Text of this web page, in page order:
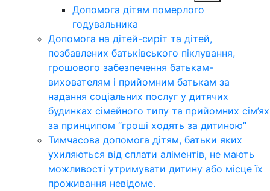
Допомога дітям померлого
годувальника
Допомога на дітей-сиріт та дітей,
позбавлених батьківського піклування,
грошового забезпечення батькам-
вихователям і прийомним батькам за
надання соціальних послуг у дитячих
будинках сімейного типу та прийомних сім’ях
за принципом “гроші ходять за дитиною”
Тимчасова допомога дітям, батьки яких
ухиляються від сплати аліментів, не мають
можливості утримувати дитину або місце їх
проживання невідоме.